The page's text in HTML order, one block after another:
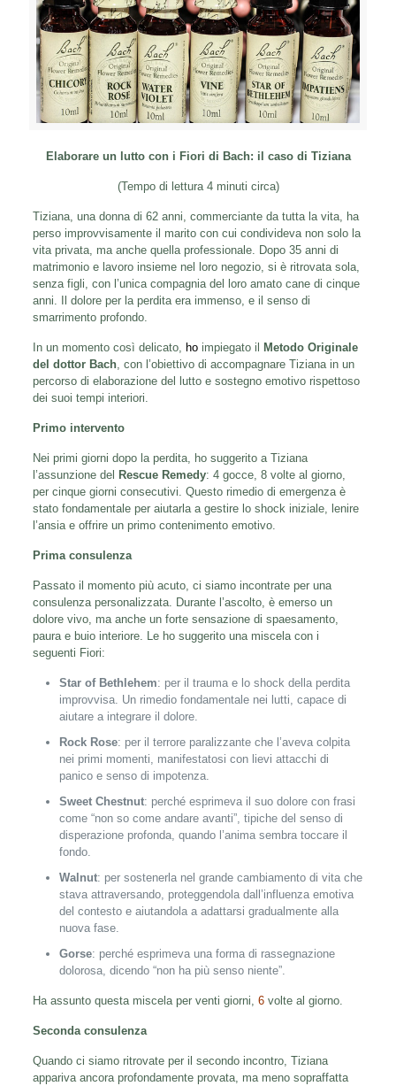
Elaborare un lutto con i Fiori di Bach: il caso di Tiziana
(Tempo di lettura 4 minuti circa)
Tiziana, una donna di 62 anni, commerciante da tutta la vita, ha
perso improvvisamente il marito con cui condivideva non solo la
vita privata, ma anche quella professionale. Dopo 35 anni di
matrimonio e lavoro insieme nel loro negozio, si è ritrovata sola,
senza figli, con l’unica compagnia del loro amato cane di cinque
anni. Il dolore per la perdita era immenso, e il senso di
smarrimento profondo.
In un momento così delicato, ho impiegato il Metodo Originale
del dottor Bach, con l’obiettivo di accompagnare Tiziana in un
percorso di elaborazione del lutto e sostegno emotivo rispettoso
dei suoi tempi interiori.
Primo intervento
Nei primi giorni dopo la perdita, ho suggerito a Tiziana
l’assunzione del Rescue Remedy: 4 gocce, 8 volte al giorno,
per cinque giorni consecutivi. Questo rimedio di emergenza è
stato fondamentale per aiutarla a gestire lo shock iniziale, lenire
l’ansia e offrire un primo contenimento emotivo.
Prima consulenza
Passato il momento più acuto, ci siamo incontrate per una
consulenza personalizzata. Durante l’ascolto, è emerso un
dolore vivo, ma anche un forte sensazione di spaesamento,
paura e buio interiore. Le ho suggerito una miscela con i
seguenti Fiori:
Star of Bethlehem: per il trauma e lo shock della perdita
improvvisa. Un rimedio fondamentale nei lutti, capace di
aiutare a integrare il dolore.
Rock Rose: per il terrore paralizzante che l’aveva colpita
nei primi momenti, manifestatosi con lievi attacchi di
panico e senso di impotenza.
Sweet Chestnut: perché esprimeva il suo dolore con frasi
come “non so come andare avanti”, tipiche del senso di
disperazione profonda, quando l’anima sembra toccare il
fondo.
Walnut: per sostenerla nel grande cambiamento di vita che
stava attraversando, proteggendola dall’influenza emotiva
del contesto e aiutandola a adattarsi gradualmente alla
nuova fase.
Gorse: perché esprimeva una forma di rassegnazione
dolorosa, dicendo “non ha più senso niente”.
Ha assunto questa miscela per venti giorni, 6volte al giorno.
Seconda consulenza
Quando ci siamo ritrovate per il secondo incontro, Tiziana
appariva ancora profondamente provata, ma meno sopraffatta